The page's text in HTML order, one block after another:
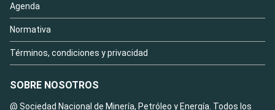
Agenda
Normativa
Términos, condiciones y privacidad
SOBRE NOSOTROS
@ Sociedad Nacional de Minería, Petróleo y Energía. Todos los